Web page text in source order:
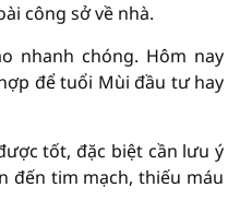
công sở về nhà.
nhanh chóng. Hôm nay
để tuổi Mùi đầu tư hay
tốt, đặc biệt cần lưu ý
đến tim mạch, thiếu máu